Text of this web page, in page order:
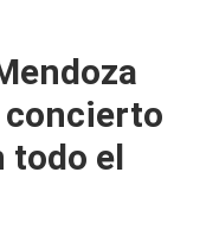
concierto
todo el